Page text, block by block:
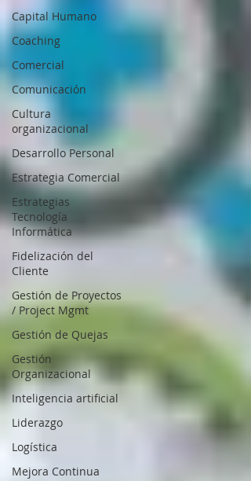
Capital Humano
Coaching
Comercial
Comunicación
Cultura
organizacional
Desarrollo Personal
Estrategia Comercial
Estrategias
Tecnología
Informática
Fidelización del
Cliente
Gestión de Proyectos
/ Project Mgmt
Gestión de Quejas
Gestión
Organizacional
Inteligencia artificial
Liderazgo
Logística
Mejora Continua